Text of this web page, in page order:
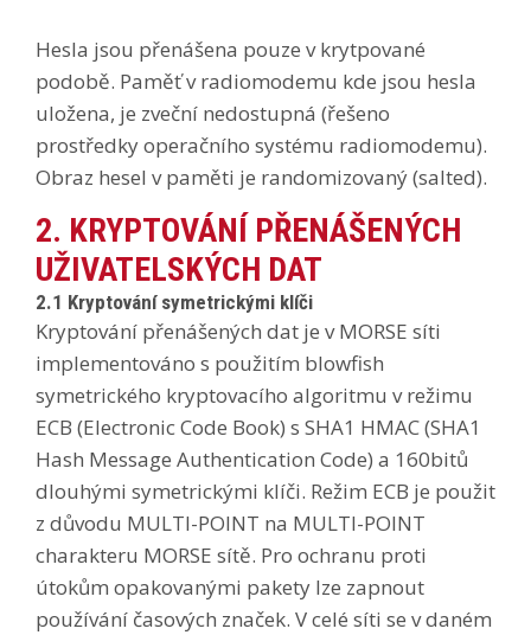
Hesla jsou přenášena pouze v krytpované
podobě. Paměť v radiomodemu kde jsou hesla
uložena, je zveční nedostupná (řešeno
prostředky operačního systému radiomodemu).
Obraz hesel v paměti je randomizovaný (salted).
2. KRYPTOVÁNÍ PŘENÁŠENÝCH
UŽIVATELSKÝCH DAT
2.1 Kryptování symetrickými klíči
Kryptování přenášených dat je v MORSE síti
implementováno s použitím blowfish
symetrického kryptovacího algoritmu v režimu
ECB (Electronic Code Book) s SHA1 HMAC (SHA1
Hash Message Authentication Code) a 160bitů
dlouhými symetrickými klíči. Režim ECB je použit
z důvodu MULTI-POINT na MULTI-POINT
charakteru MORSE sítě. Pro ochranu proti
útokům opakovanými pakety lze zapnout
používání časových značek. V celé síti se v daném